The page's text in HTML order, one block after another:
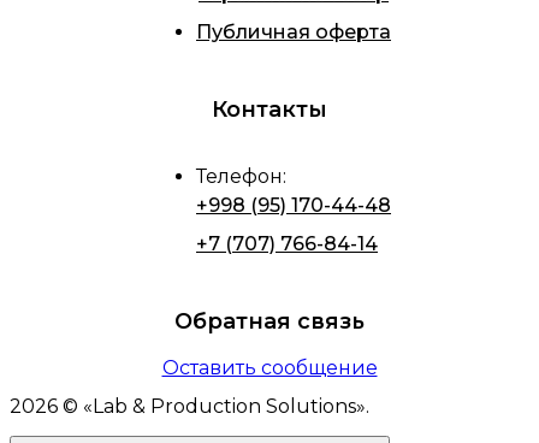
Публичная оферта
Контакты
Телефон:
+998 (95) 170-44-48
+7 (707) 766-84-14
Обратная связь
Оставить сообщение
2026 © « Lab & Production Solutions».